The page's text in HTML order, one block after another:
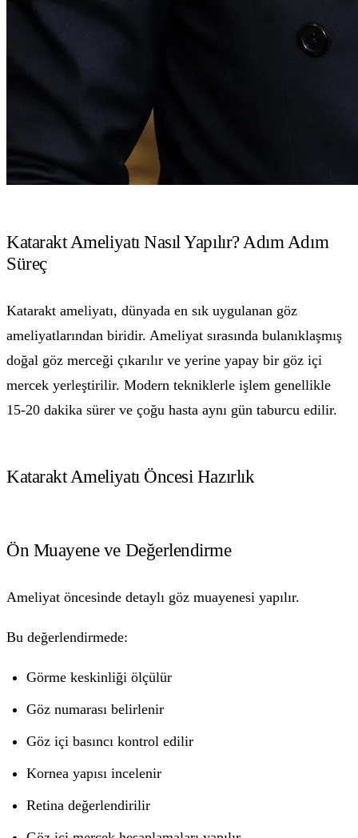
Katarakt Ameliyatı Nasıl Yapılır? Adım Adım
Süreç
Katarakt ameliyatı, dünyada en sık uygulanan göz
ameliyatlarından biridir. Ameliyat sırasında bulanıklaşmış
doğal göz merceği çıkarılır ve yerine yapay bir göz içi
mercek yerleştirilir. Modern tekniklerle işlem genellikle
15-20 dakika sürer ve çoğu hasta aynı gün taburcu edilir.
Katarakt Ameliyatı Öncesi Hazırlık
Ön Muayene ve Değerlendirme
Ameliyat öncesinde detaylı göz muayenesi yapılır.
Bu değerlendirmede:
Görme keskinliği ölçülür
Göz numarası belirlenir
Göz içi basıncı kontrol edilir
Kornea yapısı incelenir
Retina değerlendirilir